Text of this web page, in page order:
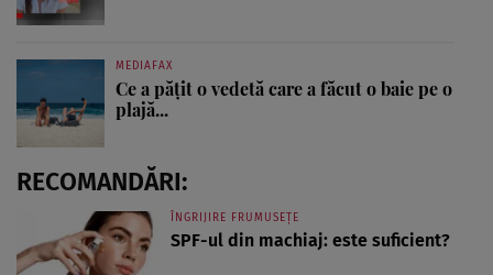
MEDIAFAX
Ce a pățit o vedetă care a făcut o baie pe o
plajă...
RECOMANDĂRI:
ÎNGRIJIRE FRUMUSEȚE
SPF-ul din machiaj: este suficient?